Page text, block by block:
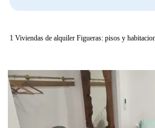
1 Viviendas de alquiler Figueras: pisos y